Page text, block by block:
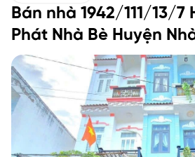
Bán nhà 1942/111/13/7
Phát Nhà Bè Huyện